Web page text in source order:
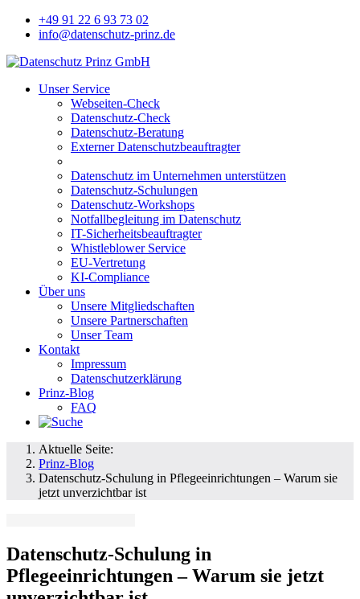
+49 91 22 6 93 73 02
info@datenschutz-prinz.de
Unser Service
Webseiten-Check
Datenschutz-Check
Datenschutz-Beratung
Externer Datenschutzbeauftragter
Datenschutz im Unternehmen unterstützen
Datenschutz-Schulungen
Datenschutz-Workshops
Notfallbegleitung im Datenschutz
IT-Sicherheitsbeauftragter
Whistleblower Service
EU-Vertretung
KI-Compliance
Über uns
Unsere Mitgliedschaften
Unsere Partnerschaften
Unser Team
Kontakt
Impressum
Datenschutzerklärung
Prinz-Blog
FAQ
Aktuelle Seite:
Prinz-Blog
Datenschutz-Schulung in Pflegeeinrichtungen – Warum sie
jetzt unverzichtbar ist
Datenschutz-Schulung in
Pflegeeinrichtungen – Warum sie jetzt